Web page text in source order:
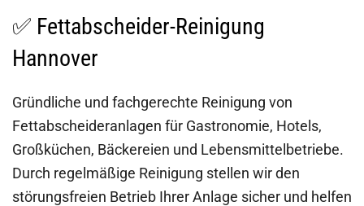
✅ Fettabscheider-Reinigung
Hannover
Gründliche und fachgerechte Reinigung von
Fettabscheideranlagen für Gastronomie, Hotels,
Großküchen, Bäckereien und Lebensmittelbetriebe.
Durch regelmäßige Reinigung stellen wir den
störungsfreien Betrieb Ihrer Anlage sicher und helfen